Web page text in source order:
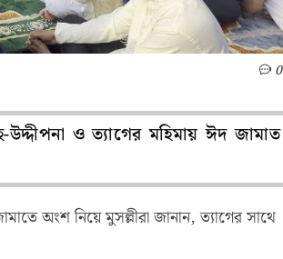
0
উদ্দীপনা ও ত্যাগের মহিমায় ঈদ জামাত
অংশ নিয়ে মুসল্লীরা জানান, ত্যাগের সাথে